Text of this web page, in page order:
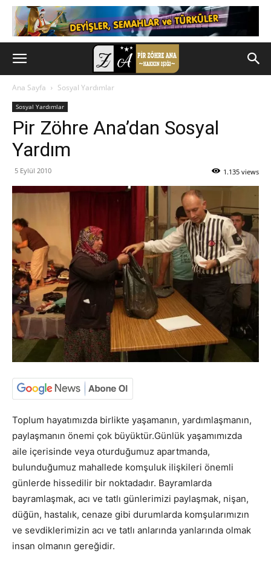
Ana Sayfa Sosyal Yardımlar
Sosyal Yardımlar
Pir Zöhre Ana’dan Sosyal
Yardım
5 Eylül 2010 1.135 views
Toplum hayatımızda birlikte yaşamanın, yardımlaşmanın,
paylaşmanın önemi çok büyüktür.Günlük yaşamımızda
aile içerisinde veya oturduğumuz apartmanda,
bulunduğumuz mahallede komşuluk ilişkileri önemli
günlerde hissedilir bir noktadadır. Bayramlarda
bayramlaşmak, acı ve tatlı günlerimizi paylaşmak, nişan,
düğün, hastalık, cenaze gibi durumlarda komşularımızın
ve sevdiklerimizin acı ve tatlı anlarında yanlarında olmak
insan olmanın gereğidir.